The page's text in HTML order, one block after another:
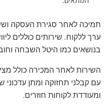
תמיכה לאחר סגירת העסקה
ערך ללקוח. שירותים כוללים
בנושאים כמו היטל השבחה
השירות לאחר המכירה כולל
עם קבלני תחזוקה ומתן עדכוני
ומעודדת לקוחות חוזרים.